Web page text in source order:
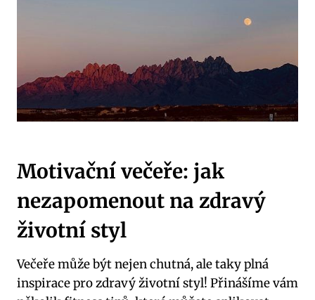
Motivační večeře: jak
nezapomenout na zdravý
životní styl
Večeře může být nejen chutná, ale taky plná
inspirace pro zdravý životní styl! Přinášíme vám